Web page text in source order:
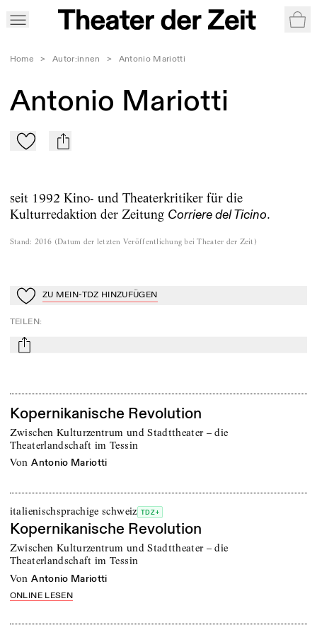
Home > Autor:innen > Antonio Mariotti
Antonio Mariotti
Zu Mein-TdZ hinzufügen
mail
seit 1992 Kino- und Theaterkritiker für die
Kulturredaktion der Zeitung Corriere del Ticino.
Stand: 2016 (Datum der letzten Veröffentlichung bei Theater der Zeit )
Zu Mein-TdZ hinzufügen
ZU MEIN-TDZ HINZUFÜGEN
TEILEN:
mail
Kopernikanische Revolution
Zwischen Kulturzentrum und Stadttheater – die
Theaterlandschaft im Tessin
von Antonio Mariotti
italienischsprachige schweiz TDZ+
Kopernikanische Revolution
Zwischen Kulturzentrum und Stadttheater – die
Theaterlandschaft im Tessin
von Antonio Mariotti
ONLINE LESEN